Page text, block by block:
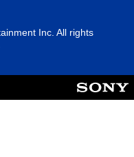
Inc. All rights